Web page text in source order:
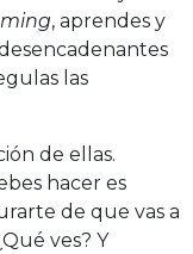
, aprendes y
las
de ellas.
hacer es
de que vas a
ves? Y